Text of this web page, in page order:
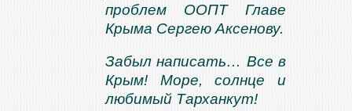
проблем ООПТ Главе
Крыма Сергею Аксенову.
Забыл написать… Все в
Крым! Море, солнце и
любимый Тарханкут!